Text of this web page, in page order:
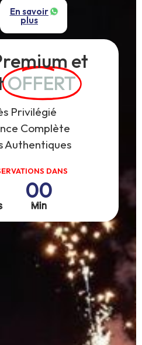
En savoir
plus
et
OFFERT
Privilégié
Complète
Authentiques
DANS
00
Min